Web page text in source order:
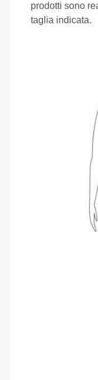
prodotti sono
taglia indicata.